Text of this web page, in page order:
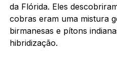
da Flórida. Eles
cobras eram uma mistura
birmanesas e pítons
hibridização.